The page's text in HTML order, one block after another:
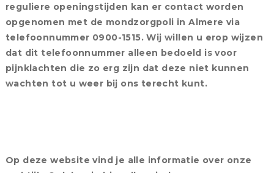
reguliere openingstijden kan er contact worden
opgenomen met de mondzorgpoli in Almere via
telefoonnummer 0900-1515. Wij willen u erop wijzen
dat dit telefoonnummer alleen bedoeld is voor
pijnklachten die zo erg zijn dat deze niet kunnen
wachten tot u weer bij ons terecht kunt.
Op deze website vind je alle informatie over onze